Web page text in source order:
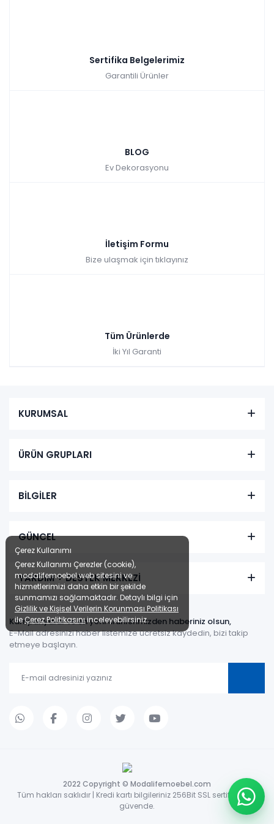
mağazalarımız ve internet sitemiz
üzerinden ulaşmak çok kolay.
Sertifika Belgelerimiz
Garantili Ürünler
BLOG
Ev Dekorasyonu
İletişim Formu
Bize ulaşmak için tıklayınız
Tüm Ürünlerde
İki Yıl Garanti
KURUMSAL
ÜRÜN GRUPLARI
BİLGİLER
GÜNCEL
YARDIM + DESTEK MERKEZİ
Kampanyalar ve en yeni ürünlerimizden haberiniz olsun,
E-Mail adresinizi haber listemize ücretsiz kaydedin, bizi takip
etmeye başlayın.
2022 Copyright © Modalifemoebel.com
Tüm hakları saklıdır | Kredi kartı bilgileriniz 256Bit SSL sertifikası ile
güvende.
Çerez Kullanımı
Çerez Kullanımı Çerezler (cookie),
modalifemoebel web sitesini ve
hizmetlerimizi daha etkin bir şekilde
sunmamızı sağlamaktadır. Detaylı bilgi için
Gizlilik ve Kişisel Verilerin Korunması Politikası
ileÇerez Politikasınıinceleyebilirsiniz.